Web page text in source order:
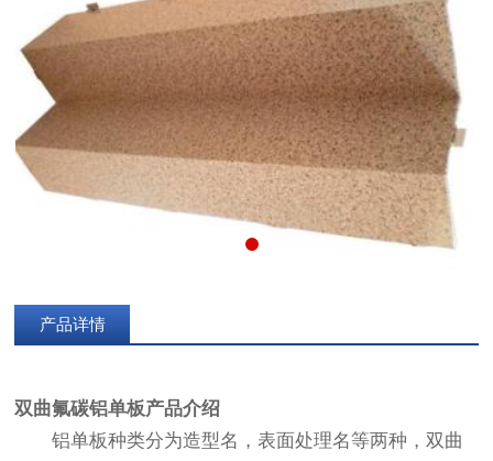
产品详情
双曲氟碳铝单板产品介绍
铝单板种类分为造型名，表面处理名等两种，双曲